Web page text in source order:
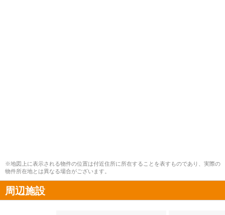
※地図上に表示される物件の位置は付近住所に所在することを表すものであり、実際の
物件所在地とは異なる場合がございます。
周辺施設